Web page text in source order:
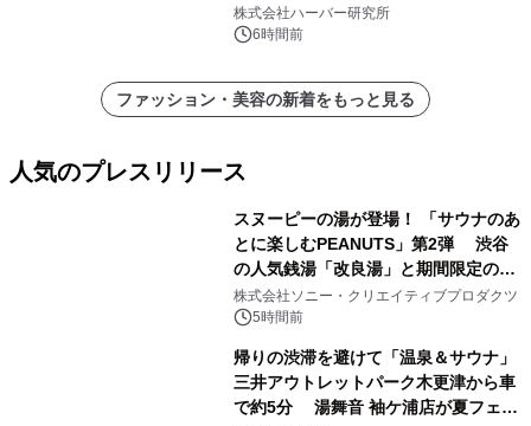
よりリニューアル新発売 『ディープモ
イストセラム』
株式会社ハーバー研究所
6時間前
ファッション・美容の新着をもっと見る
人気のプレスリリース
スヌーピーの湯が登場！ 「サウナのあ
とに楽しむPEANUTS」第2弾 渋谷
の人気銭湯「改良湯」と期間限定のコ
ラボレーション サウナイキタイコラ
ボグッズも発売決定！
株式会社ソニー・クリエイティブプロダクツ
5時間前
帰りの渋滞を避けて「温泉＆サウナ」
三井アウトレットパーク木更津から車
で約5分 湯舞音 袖ケ浦店が夏フェア